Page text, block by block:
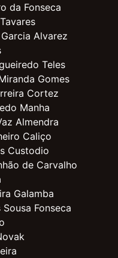
da Fonseca
Alvarez
Teles
Gomes
Cortez
Manha
Almendra
Caliço
Custodio
de Carvalho
Galamba
Fonseca